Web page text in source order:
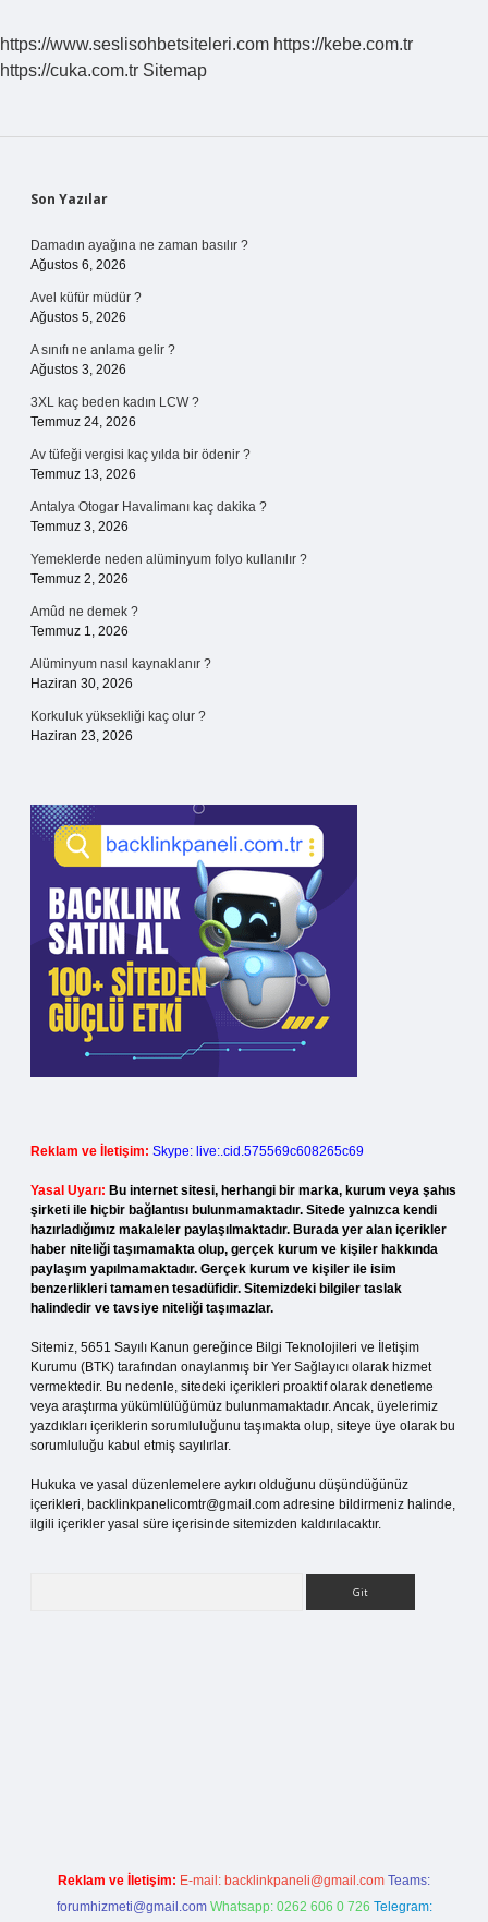
https://www.seslisohbetsiteleri.com https://kebe.com.tr
https://cuka.com.tr Sitemap
Sidebar
Son Yazılar
Damadın ayağına ne zaman basılır ?
Ağustos 6, 2026
Avel küfür müdür ?
Ağustos 5, 2026
A sınıfı ne anlama gelir ?
Ağustos 3, 2026
3XL kaç beden kadın LCW ?
Temmuz 24, 2026
Av tüfeği vergisi kaç yılda bir ödenir ?
Temmuz 13, 2026
Antalya Otogar Havalimanı kaç dakika ?
Temmuz 3, 2026
Yemeklerde neden alüminyum folyo kullanılır ?
Temmuz 2, 2026
Amûd ne demek ?
Temmuz 1, 2026
Alüminyum nasıl kaynaklanır ?
Haziran 30, 2026
Korkuluk yüksekliği kaç olur ?
Haziran 23, 2026
Reklam ve İletişim: Skype: live:.cid.575569c608265c69
Yasal Uyarı: Bu internet sitesi, herhangi bir marka, kurum veya şahıs
şirketi ile hiçbir bağlantısı bulunmamaktadır. Sitede yalnızca kendi
hazırladığımız makaleler paylaşılmaktadır. Burada yer alan içerikler
haber niteliği taşımamakta olup, gerçek kurum ve kişiler hakkında
paylaşım yapılmamaktadır. Gerçek kurum ve kişiler ile isim
benzerlikleri tamamen tesadüfidir. Sitemizdeki bilgiler taslak
halindedir ve tavsiye niteliği taşımazlar.
Sitemiz, 5651 Sayılı Kanun gereğince Bilgi Teknolojileri ve İletişim
Kurumu (BTK) tarafından onaylanmış bir Yer Sağlayıcı olarak hizmet
vermektedir. Bu nedenle, sitedeki içerikleri proaktif olarak denetleme
veya araştırma yükümlülüğümüz bulunmamaktadır. Ancak, üyelerimiz
yazdıkları içeriklerin sorumluluğunu taşımakta olup, siteye üye olarak bu
sorumluluğu kabul etmiş sayılırlar.
Hukuka ve yasal düzenlemelere aykırı olduğunu düşündüğünüz
içerikleri, backlinkpanelicomtr@gmail.com adresine bildirmeniz halinde,
ilgili içerikler yasal süre içerisinde sitemizden kaldırılacaktır.
Reklam ve İletişim: E-mail: backlinkpaneli@gmail.com Teams:
forumhizmeti@gmail.com Whatsapp: 0262 606 0 726 Telegram: